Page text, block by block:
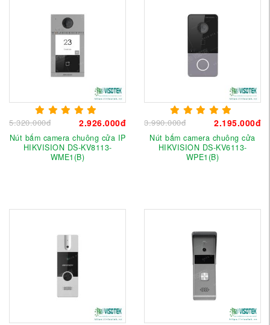
5.320.000đ 2.926.000đ
Nút bấm camera chuông cửa IP
HIKVISION DS-KV8113-
WME1(B)
3.990.000đ 2.195.000đ
Nút bấm camera chuông cửa
HIKVISION DS-KV6113-
WPE1(B)